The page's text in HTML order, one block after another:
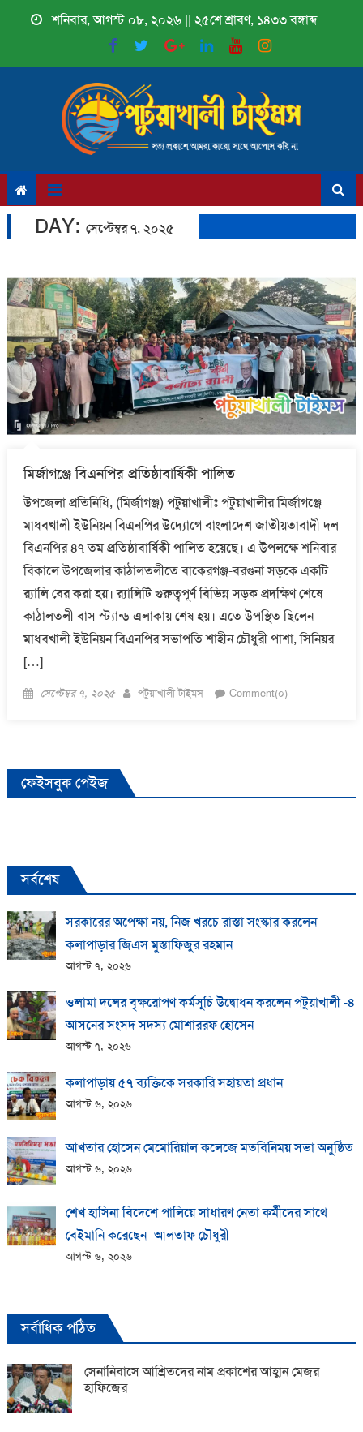
শনিবার, আগস্ট ০৮, ২০২৬ || ২৫শে শ্রাবণ, ১৪৩৩ বঙ্গাব্দ
DAY: সেপ্টেম্বর ৭, ২০২৫
মির্জাগঞ্জে বিএনপির প্রতিষ্ঠাবার্ষিকী পালিত
উপজেলা প্রতিনিধি, (মির্জাগঞ্জ) পটুয়াখালীঃ পটুয়াখালীর মির্জাগঞ্জে
মাধবখালী ইউনিয়ন বিএনপির উদ্যোগে বাংলাদেশ জাতীয়তাবাদী দল
বিএনপির ৪৭ তম প্রতিষ্ঠাবার্ষিকী পালিত হয়েছে। এ উপলক্ষে শনিবার
বিকালে উপজেলার কাঠালতলীতে বাকেরগঞ্জ-বরগুনা সড়কে একটি
র‍্যালি বের করা হয়। র‍্যালিটি গুরুত্বপূর্ণ বিভিন্ন সড়ক প্রদক্ষিণ শেষে
কাঠালতলী বাস স্ট্যান্ড এলাকায় শেষ হয়। এতে উপস্থিত ছিলেন
মাধবখালী ইউনিয়ন বিএনপির সভাপতি শাহীন চৌধুরী পাশা, সিনিয়র
[…]
Posted
সেপ্টেম্বর ৭, ২০২৫ Author
পটুয়াখালী টাইমস Comment(০)
ফেইসবুক পেইজ
সর্বশেষ
সরকারের অপেক্ষা নয়, নিজ খরচে রাস্তা সংস্কার করলেন
কলাপাড়ার জিএস মুস্তাফিজুর রহমান
আগস্ট ৭, ২০২৬
ওলামা দলের বৃক্ষরোপণ কর্মসূচি উদ্বোধন করলেন পটুয়াখালী -৪
আসনের সংসদ সদস্য মোশাররফ হোসেন
আগস্ট ৭, ২০২৬
কলাপাড়ায় ​৫৭ ব্যক্তিকে সরকারি সহায়তা প্রধান
আগস্ট ৬, ২০২৬
আখতার হোসেন মেমোরিয়াল কলেজে মতবিনিময় সভা অনুষ্ঠিত
আগস্ট ৬, ২০২৬
শেখ হাসিনা বিদেশে পালিয়ে সাধারণ নেতা কর্মীদের সাথে
বেইমানি করেছেন- আলতাফ চৌধুরী
আগস্ট ৬, ২০২৬
সর্বাধিক পঠিত
সেনানিবাসে আশ্রিতদের নাম প্রকাশের আহ্বান মেজর
হাফিজের